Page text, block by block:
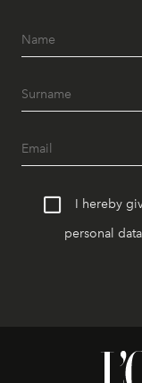
I hereby
personal